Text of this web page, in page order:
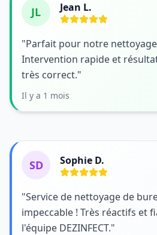
JL Jean L.
"Parfait pour notre
Intervention rapide et
très correct."
Il y a 1 mois
SD Sophie D.
"Service de nettoyage de
impeccable ! Très réactifs et
l'équipe DEZINFECT."